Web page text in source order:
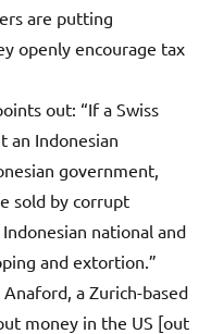
are putting
openly encourage tax
out: “If a Swiss
an Indonesian
government,
sold by corrupt
national and
and extortion.”
a Zurich-based
money in the US [out